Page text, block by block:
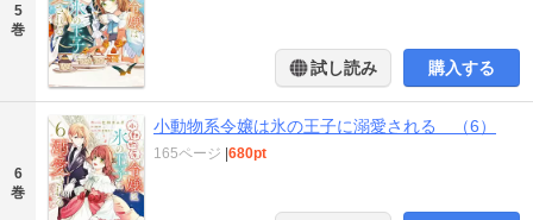
5
巻
試し読み 購入する
6
巻
小動物系令嬢は氷の王子に溺愛される （6）
165ページ |680pt